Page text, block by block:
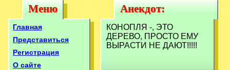
Меню
Меню
Главная
Представиться
Регистрация
О сайте
Анекдот:
КОНОПЛЯ -,
ЭТО ДЕРЕВО,
Анекдот:
КОНОПЛЯ -, ЭТО
ДЕРЕВО,
ПРОСТО ЕМУ
КОНОПЛЯ -, ЭТО
ДЕРЕВО, ПРОСТО ЕМУ
ВЫРАСТИ НЕ ДАЮТ!!!!!